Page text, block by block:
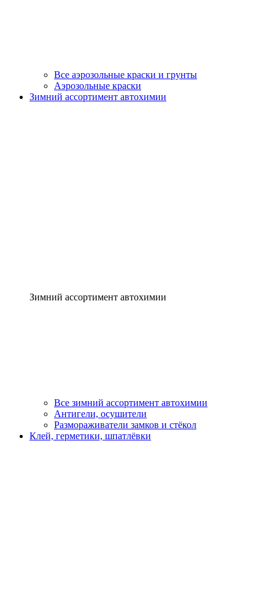
Все аэрозольные краски и грунты
Аэрозольные краски
Зимний ассортимент автохимии
Зимний ассортимент автохимии
Все зимний ассортимент автохимии
Антигели, осушители
Размораживатели замков и стёкол
Клей, герметики, шпатлёвки